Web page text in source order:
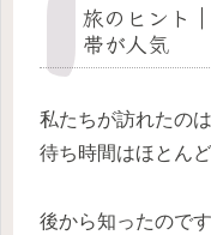
旅のヒント
帯が人気
私たちが訪れたの
待ち時間はほとん
後から知ったので